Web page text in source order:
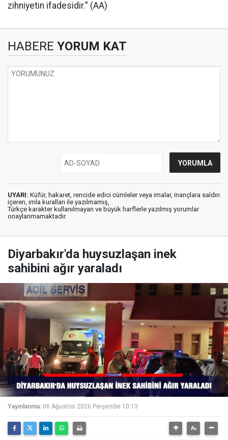
zihniyetin ifadesidir.” (AA)
HABERE YORUM KAT
UYARI: Küfür, hakaret, rencide edici cümleler veya imalar, inançlara saldırı
içeren, imla kuralları ile yazılmamış,
Türkçe karakter kullanılmayan ve büyük harflerle yazılmış yorumlar
onaylanmamaktadır.
Diyarbakır'da huysuzlaşan inek
sahibini ağır yaraladı
Yayınlanma: 06 Ağustos 2026 Perşembe 10:13